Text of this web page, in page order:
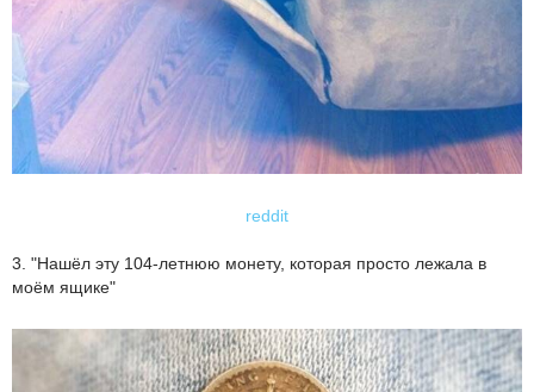
reddit
3. "Нашёл эту 104-летнюю монету, которая просто лежала в
моём ящике"